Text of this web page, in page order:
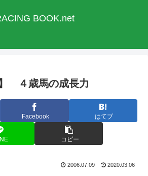
BOOK.net
】 ４歳馬の成長力
Facebook はてブ
コピー
2006.07.09 2020.03.06